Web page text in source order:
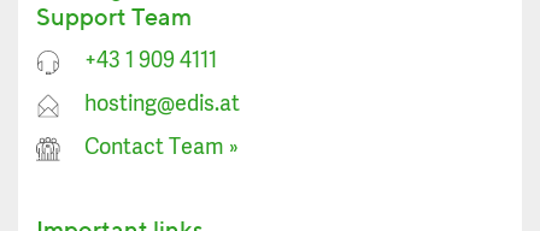
Support Team
+43 1 909 4111
hosting@edis.at
Contact Team »